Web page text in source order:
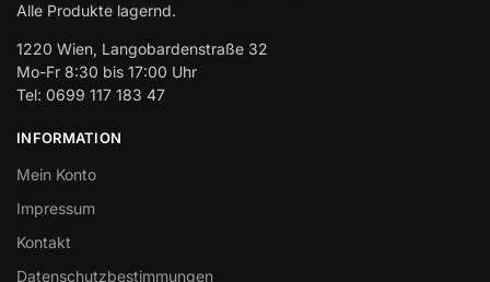
Alle Produkte lagernd.
1220 Wien, Langobardenstraße 32
Mo-Fr 8:30 bis 17:00 Uhr
Tel: 0699 117 183 47
INFORMATION
Mein Konto
Impressum
Kontakt
Datenschutzbestimmungen